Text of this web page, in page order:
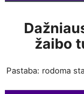
žaibo
Pastaba: rodoma